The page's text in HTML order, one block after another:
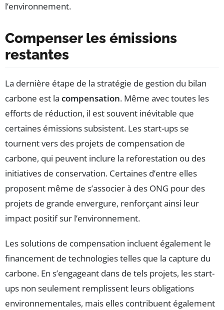
l’environnement.
Compenser les émissions
restantes
La dernière étape de la stratégie de gestion du bilan
carbone est la compensation. Même avec toutes les
efforts de réduction, il est souvent inévitable que
certaines émissions subsistent. Les start-ups se
tournent vers des projets de compensation de
carbone, qui peuvent inclure la reforestation ou des
initiatives de conservation. Certaines d’entre elles
proposent même de s’associer à des ONG pour des
projets de grande envergure, renforçant ainsi leur
impact positif sur l’environnement.
Les solutions de compensation incluent également le
financement de technologies telles que la capture du
carbone. En s’engageant dans de tels projets, les start-
ups non seulement remplissent leurs obligations
environnementales, mais elles contribuent également